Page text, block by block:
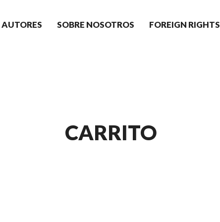
AUTORES SOBRE NOSOTROS FOREIGN RIGHTS
CARRITO